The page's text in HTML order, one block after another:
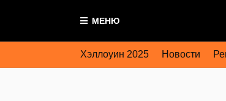
МЕНЮ
Хэллоуин 2025 Новости